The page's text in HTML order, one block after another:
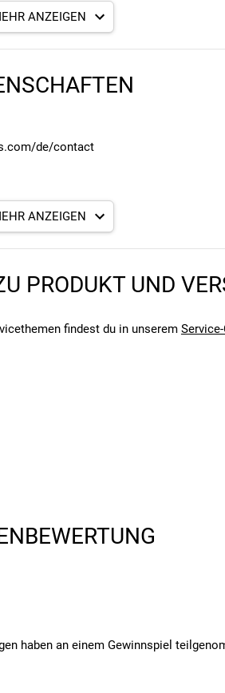
ANZEIGEN
de/contact
Komponenten bei Fahrrädern
ANZEIGEN
PRODUKT UND
findest du in unserem
haben an einem Gewinnspiel